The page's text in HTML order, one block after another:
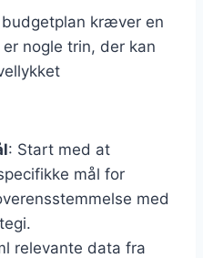
kræver en
nogle trin, der kan
: Start med at
mål for
med
relevante data fra